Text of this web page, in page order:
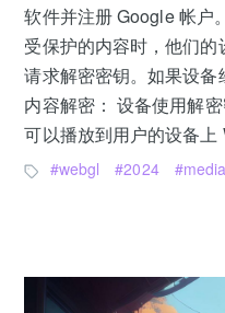
软件并注册 Google 帐户
受保护的内容时，他们
请求解密密钥。如果设备
内容解密： 设备使用解
可以播放到用户的设备上
webgl 2024 media